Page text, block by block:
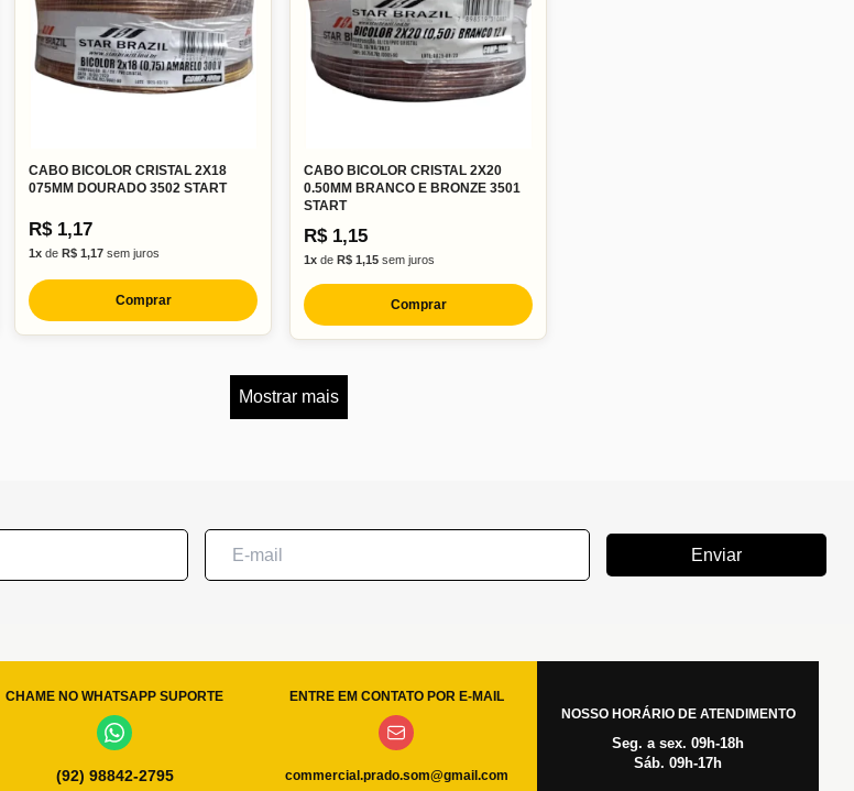
CABO BICOLOR CRISTAL 2X18
075MM DOURADO 3502 START
R$ 1,17
1x de R$ 1,17 sem juros
Comprar
CABO BICOLOR CRISTAL 2X20
0.50MM BRANCO E BRONZE 3501
START
R$ 1,15
1x de R$ 1,15 sem juros
Comprar
Mostrar mais
Enviar
CHAME NO WHATSAPP SUPORTE
(92) 98842-2795
ENTRE EM CONTATO POR E-MAIL
commercial.prado.som@gmail.com
NOSSO HORÁRIO DE ATENDIMENTO
Seg. a sex. 09h-18h
Sáb. 09h-17h